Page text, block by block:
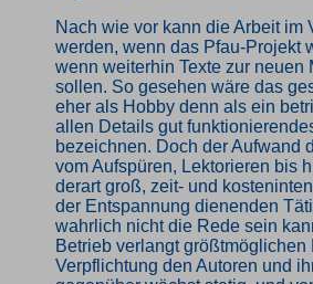
Nach wie vor kann die Arbeit im
werden, wenn das Pfau-Projekt
wenn weiterhin Texte zur neuen
sollen. So gesehen wäre das
eher als Hobby denn als ein
allen Details gut
bezeichnen. Doch der Aufwand
vom Aufspüren, Lektorieren bis
derart groß, zeit- und
der Entspannung dienenden
wahrlich nicht die Rede sein
Betrieb verlangt größtmöglichen
Verpflichtung den Autoren und